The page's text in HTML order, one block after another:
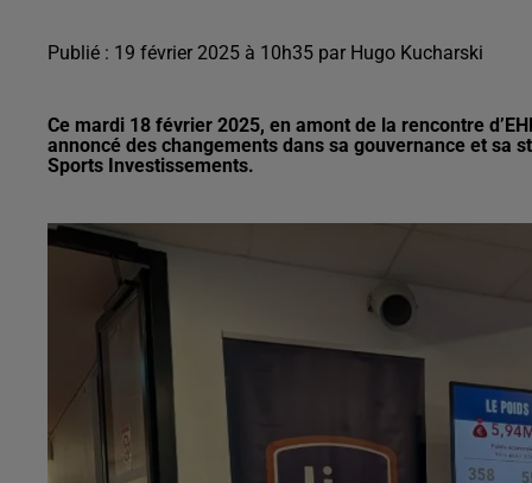
Publié : 19 février 2025 à 10h35 par Hugo Kucharski
Ce mardi 18 février 2025, en amont de la rencontre
annoncé des changements dans sa gouvernance et sa
Sports Investissements.